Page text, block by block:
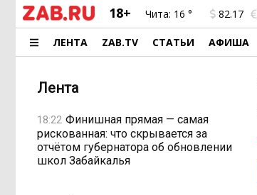
18+ Чита: 16 ° 82.17
ЛЕНТА ZAB.TV СТАТЬИ АФИША
Лента
18:22 Финишная прямая — самая
рискованная: что скрывается за
отчётом губернатора об обновлении
школ Забайкалья